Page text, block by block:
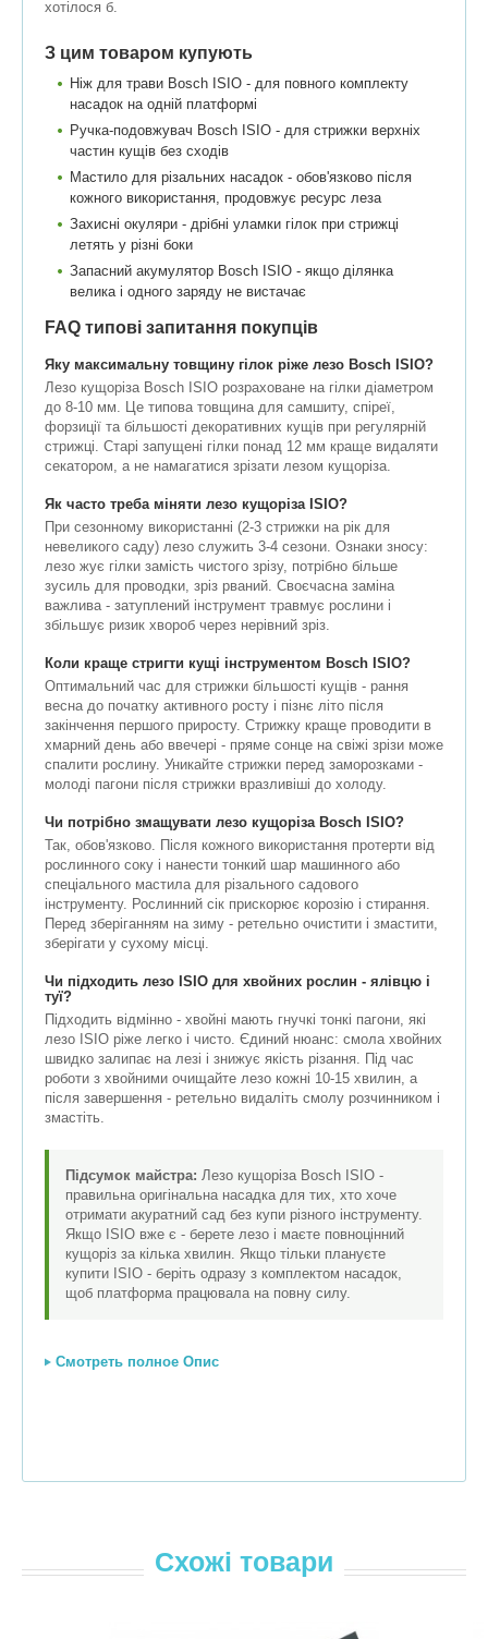
хотілося б.
З цим товаром купують
Ніж для трави Bosch ISIO - для повного комплекту
насадок на одній платформі
Ручка-подовжувач Bosch ISIO - для стрижки верхніх
частин кущів без сходів
Мастило для різальних насадок - обов'язково після
кожного використання, продовжує ресурс леза
Захисні окуляри - дрібні уламки гілок при стрижці
летять у різні боки
Запасний акумулятор Bosch ISIO - якщо ділянка
велика і одного заряду не вистачає
FAQ типові запитання покупців
Яку максимальну товщину гілок ріже лезо Bosch ISIO?
Лезо кущоріза Bosch ISIO розраховане на гілки діаметром
до 8-10 мм. Це типова товщина для самшиту, спіреї,
форзиції та більшості декоративних кущів при регулярній
стрижці. Старі запущені гілки понад 12 мм краще видаляти
секатором, а не намагатися зрізати лезом кущоріза.
Як часто треба міняти лезо кущоріза ISIO?
При сезонному використанні (2-3 стрижки на рік для
невеликого саду) лезо служить 3-4 сезони. Ознаки зносу:
лезо жує гілки замість чистого зрізу, потрібно більше
зусиль для проводки, зріз рваний. Своєчасна заміна
важлива - затуплений інструмент травмує рослини і
збільшує ризик хвороб через нерівний зріз.
Коли краще стригти кущі інструментом Bosch ISIO?
Оптимальний час для стрижки більшості кущів - рання
весна до початку активного росту і пізнє літо після
закінчення першого приросту. Стрижку краще проводити в
хмарний день або ввечері - пряме сонце на свіжі зрізи може
спалити рослину. Уникайте стрижки перед заморозками -
молоді пагони після стрижки вразливіші до холоду.
Чи потрібно змащувати лезо кущоріза Bosch ISIO?
Так, обов'язково. Після кожного використання протерти від
рослинного соку і нанести тонкий шар машинного або
спеціального мастила для різального садового
інструменту. Рослинний сік прискорює корозію і стирання.
Перед зберіганням на зиму - ретельно очистити і змастити,
зберігати у сухому місці.
Чи підходить лезо ISIO для хвойних рослин - ялівцю і
туї?
Підходить відмінно - хвойні мають гнучкі тонкі пагони, які
лезо ISIO ріже легко і чисто. Єдиний нюанс: смола хвойних
швидко залипає на лезі і знижує якість різання. Під час
роботи з хвойними очищайте лезо кожні 10-15 хвилин, а
після завершення - ретельно видаліть смолу розчинником і
змастіть.
Підсумок майстра: Лезо кущоріза Bosch ISIO -
правильна оригінальна насадка для тих, хто хоче
отримати акуратний сад без купи різного інструменту.
Якщо ISIO вже є - берете лезо і маєте повноцінний
кущоріз за кілька хвилин. Якщо тільки плануєте
купити ISIO - беріть одразу з комплектом насадок,
щоб платформа працювала на повну силу.
Смотреть полное Опис
Схожі товари